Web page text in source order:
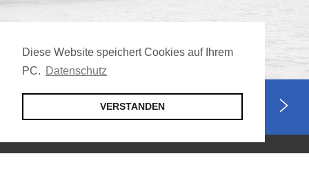
Diese Website speichert Cookies auf Ihrem
PC. Datenschutz
VERSTANDEN
Jetzt Mitglied werden